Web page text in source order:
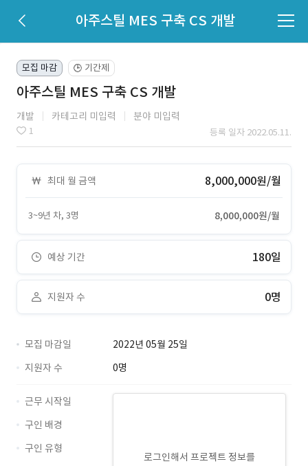
아주스틸 MES 구축 CS 개발
모집 마감 🕒 기간제
아주스틸 MES 구축 CS 개발
개발 카테고리 미입력 분야 미입력
1 등록 일자 2022.05.11.
최대 월 금액 8,000,000원/월
3~9년 차, 3명 8,000,000원/월
예상 기간 180일
지원자 수 0명
모집 마감일
2022년 05월 25일
지원자 수
0명
로그인해서 프로젝트 정보를
근무 시작일
구인 배경
구인 유형